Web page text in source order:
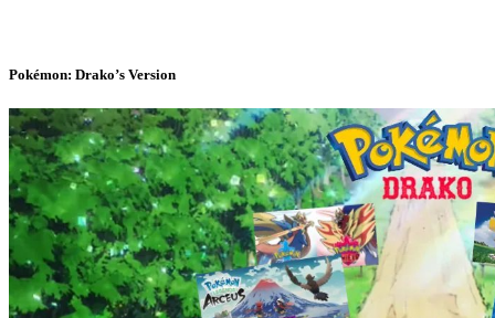
Pokémon: Drako’s Version